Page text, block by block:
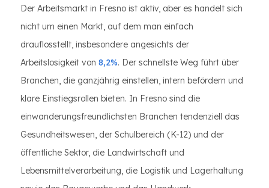
Der Arbeitsmarkt in Fresno ist aktiv, aber es handelt sich
nicht um einen Markt, auf dem man einfach
drauflosstellt, insbesondere angesichts der
Arbeitslosigkeit von 8,2%. Der schnellste Weg führt über
Branchen, die ganzjährig einstellen, intern befördern und
klare Einstiegsrollen bieten. In Fresno sind die
einwanderungsfreundlichsten Branchen tendenziell das
Gesundheitswesen, der Schulbereich (K-12) und der
öffentliche Sektor, die Landwirtschaft und
Lebensmittelverarbeitung, die Logistik und Lagerhaltung